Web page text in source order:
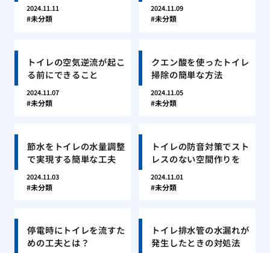
2024.11.11
未分類
2024.11.09
未分類
トイレの空気逆流が起こ
る前にできること
2024.11.07
未分類
クエン酸を使ったトイレ
掃除の簡単な方法
2024.11.05
未分類
節水をトイレの水量調整
で実現する簡単な工夫
2024.11.03
未分類
トイレの防音対策でスト
レスのない空間作りを
2024.11.01
未分類
停電時にトイレを流すた
めの工夫とは？
トイレ排水管の水漏れが
発生したときの対処法